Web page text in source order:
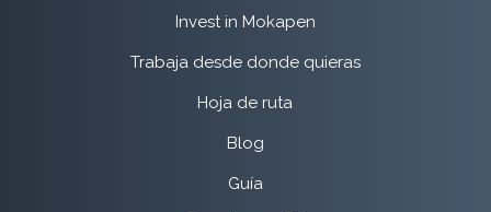
Invest in Mokapen
Trabaja desde donde quieras
Hoja de ruta
Blog
Guía